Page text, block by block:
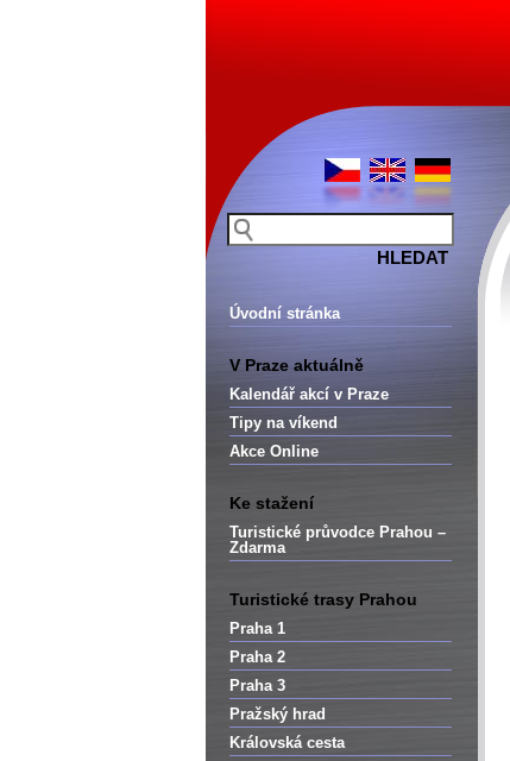
Úvodní stránka
V Praze aktuálně
Kalendář akcí v Praze
Tipy na víkend
Akce Online
Ke stažení
Turistické průvodce Prahou –
Zdarma
Turistické trasy Prahou
Praha 1
Praha 2
Praha 3
Pražský hrad
Královská cesta